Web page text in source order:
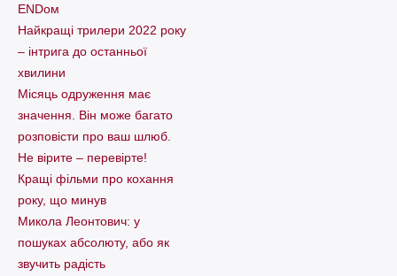
ENDом
Найкращі трилери 2022 року
– інтрига до останньої
хвилини
Місяць одруження має
значення. Він може багато
розповісти про ваш шлюб.
Не вірите – перевірте!
Кращі фільми про кохання
року, що минув
Микола Леонтович: у
пошуках абсолюту, або як
звучить радість